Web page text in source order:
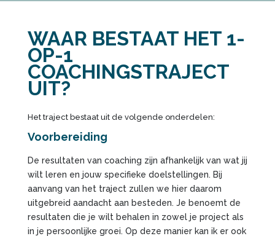
WAAR BESTAAT HET 1-
OP-1
COACHINGSTRAJECT
UIT?
Het traject bestaat uit de volgende onderdelen:
Voorbereiding
De resultaten van coaching zijn afhankelijk van wat jij
wilt leren en jouw specifieke doelstellingen. Bij
aanvang van het traject zullen we hier daarom
uitgebreid aandacht aan besteden. Je benoemt de
resultaten die je wilt behalen in zowel je project als
in je persoonlijke groei. Op deze manier kan ik er ook